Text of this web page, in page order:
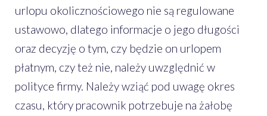
urlopu okolicznościowego nie są regulowane
ustawowo, dlatego informacje o jego długości
oraz decyzję o tym, czy będzie on urlopem
płatnym, czy też nie, należy uwzględnić w
polityce firmy. Należy wziąć pod uwagę okres
czasu, który pracownik potrzebuje na żałobę